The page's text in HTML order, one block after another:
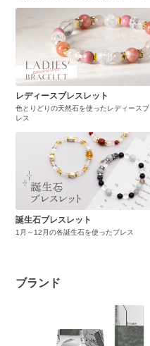
レディースブレスレット
色とりどりの天然石を使ったレディースブ
レス
誕生石ブレスレット
1月～12月の各誕生石を使ったブレス
ブランド